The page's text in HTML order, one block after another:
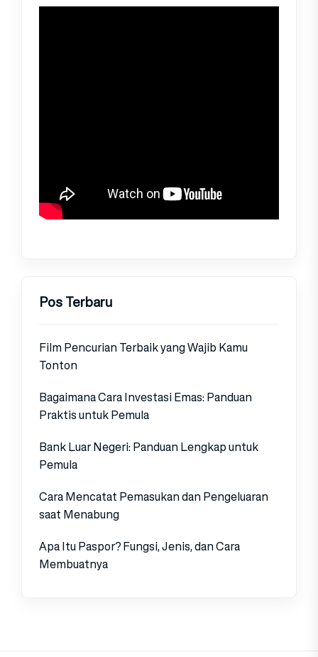
Pos Terbaru
Film Pencurian Terbaik yang Wajib Kamu
Tonton
Bagaimana Cara Investasi Emas: Panduan
Praktis untuk Pemula
Bank Luar Negeri: Panduan Lengkap untuk
Pemula
Cara Mencatat Pemasukan dan Pengeluaran
saat Menabung
Apa Itu Paspor? Fungsi, Jenis, dan Cara
Membuatnya